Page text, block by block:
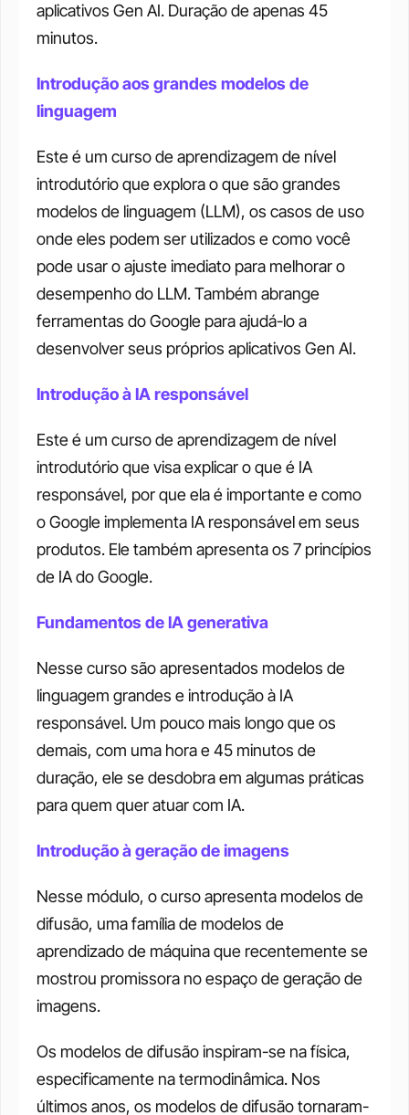
aplicativos Gen AI. Duração de apenas 45
minutos.
Introdução aos grandes modelos de
linguagem
Este é um curso de aprendizagem de nível
introdutório que explora o que são grandes
modelos de linguagem (LLM), os casos de uso
onde eles podem ser utilizados e como você
pode usar o ajuste imediato para melhorar o
desempenho do LLM. Também abrange
ferramentas do Google para ajudá-lo a
desenvolver seus próprios aplicativos Gen AI.
Introdução à IA responsável
Este é um curso de aprendizagem de nível
introdutório que visa explicar o que é IA
responsável, por que ela é importante e como
o Google implementa IA responsável em seus
produtos. Ele também apresenta os 7 princípios
de IA do Google.
Fundamentos de IA generativa
Nesse curso são apresentados modelos de
linguagem grandes e introdução à IA
responsável. Um pouco mais longo que os
demais, com uma hora e 45 minutos de
duração, ele se desdobra em algumas práticas
para quem quer atuar com IA.
Introdução à geração de imagens
Nesse módulo, o curso apresenta modelos de
difusão, uma família de modelos de
aprendizado de máquina que recentemente se
mostrou promissora no espaço de geração de
imagens.
Os modelos de difusão inspiram-se na física,
especificamente na termodinâmica. Nos
últimos anos, os modelos de difusão tornaram-